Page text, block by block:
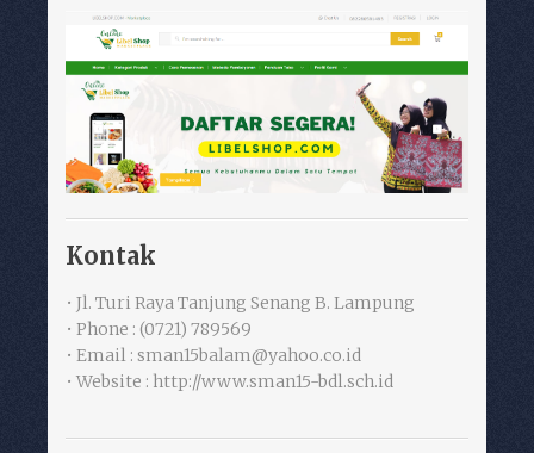
Kontak
• Jl. Turi Raya Tanjung Senang B. Lampung
• Phone : (0721) 789569
• Email : sman15balam@yahoo.co.id
• Website : http://www.sman15-bdl.sch.id